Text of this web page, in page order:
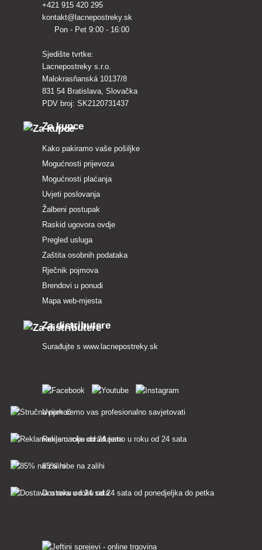
+421 915 420 295
kontakt@lacnepostreky.sk
Pon - Pet 9:00 - 16:00
Sjedište tvrtke:
Lacnepostreky s.r.o.
Malokrasňanská 10137/8
831 54 Bratislava, Slovačka
PDV broj: SK2120731437
Za kupce
Kako pakiramo vaše pošiljke
Mogućnosti prijevoza
Mogućnosti plaćanja
Uvjeti poslovanja
Žalbeni postupak
Raskid ugovora ovdje
Pregled usluga
Zaštita osobnih podataka
Rječnik pojmova
Brendovi u ponudi
Mapa web-mjesta
Za distributere
Surađujte s www.lacnepostreky.sk
Uvijek ćemo vas profesionalno savjetovati
Reklamacije obrađujemo u roku od 24 sata
85% robe na zalihi
Dostava u roku od 24 sata od ponedjeljka do petka